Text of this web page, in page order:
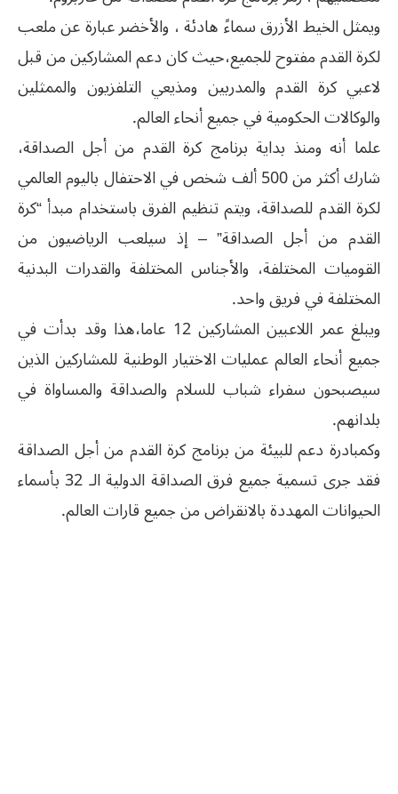
ويمثل الخيط الأزرق سماءً هادئة ، والأخضر عبارة عن ملعب
لكرة القدم مفتوح للجميع،حيث كان دعم المشاركين من قبل
لاعبي كرة القدم والمدربين ومذيعي التلفزيون والممثلين
والوكالات الحكومية في جميع أنحاء العالم.
علما أنه ومنذ بداية برنامج كرة القدم من أجل الصداقة،
شارك أكثر من 500 ألف شخص في الاحتفال باليوم العالمي
لكرة القدم للصداقة، ويتم تنظيم الفرق باستخدام مبدأ “كرة
القدم من أجل الصداقة” – إذ سيلعب الرياضيون من
القوميات المختلفة، والأجناس المختلفة والقدرات البدنية
المختلفة في فريق واحد.
ويبلغ عمر اللاعبين المشاركين 12 عاما،هذا وقد بدأت في
جميع أنحاء العالم عمليات الاختيار الوطنية للمشاركين الذين
سيصبحون سفراء شباب للسلام والصداقة والمساواة في
بلدانهم.
وكمبادرة دعم للبيئة من برنامج كرة القدم من أجل الصداقة
فقد جرى تسمية جميع فرق الصداقة الدولية الـ 32 بأسماء
الحيوانات المهددة بالانقراض من جميع قارات العالم.